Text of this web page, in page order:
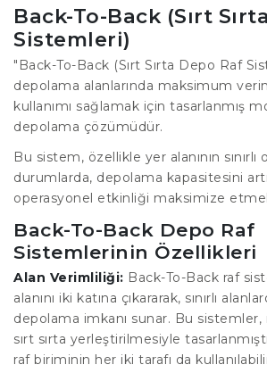
Back-To-Back (Sırt
Sistemleri)
"Back-To-Back (Sırt Sırta Depo Raf
depolama alanlarında maksimum
kullanımı sağlamak için tasarlanmış
depolama çözümüdür.
Bu sistem, özellikle yer alanının sınırlı
durumlarda, depolama kapasitesini
operasyonel etkinliği maksimize
Back-To-Back Depo Raf
Sistemlerinin Özellikleri
Alan Verimliliği: Back-To-Back raf
alanını iki katına çıkararak, sınırlı
depolama imkanı sunar. Bu sistemler,
sırt sırta yerleştirilmesiyle
raf biriminin her iki tarafı da